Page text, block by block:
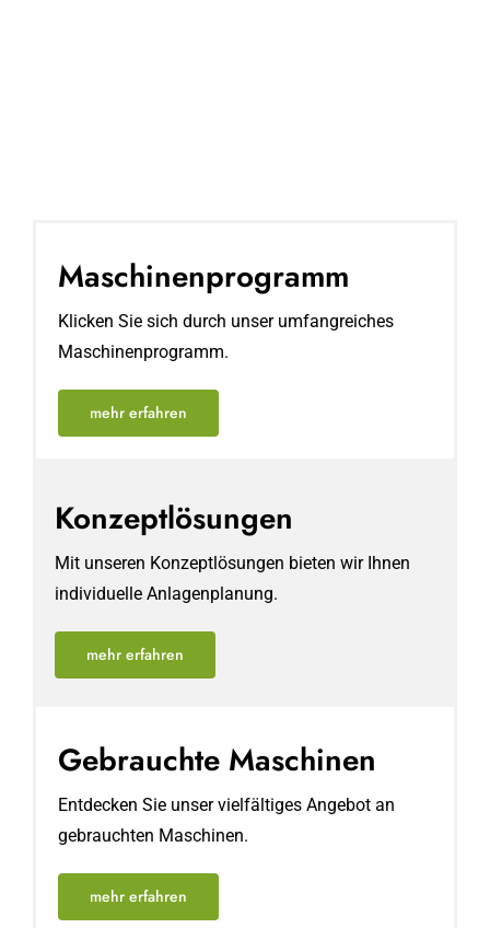
Maschinen­programm
Klicken Sie sich durch unser umfangreiches
Maschinenprogramm.
mehr erfahren
Konzept­lösungen
Mit unseren Konzeptlösungen bieten wir Ihnen
individuelle Anlagenplanung.
mehr erfahren
Gebrauchte Maschinen
Entdecken Sie unser vielfältiges Angebot an
gebrauchten Maschinen.
mehr erfahren